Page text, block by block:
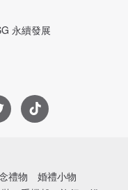
永續發展
禮物
婚禮小物